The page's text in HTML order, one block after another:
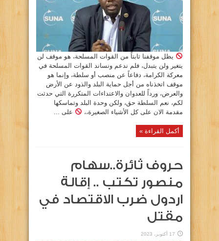
يظل موقفنا ثابتاً من القوات المسلحة، هو موقف لن
يتغير ولن يتبدل، فلم ندعم ونساند القوات المسلحة في
معركة الكرامة، دفاعاً عن منصب أو سلطة، وإنما هو
موقف اتخذناه من أجل حماية البلد والذود عن الأرض
والعرض، ورداً للعدوان والاعتداءات المتكررة التي حدثت
لكم، نعم السلطة حق، ولكن وحدة البلد وتماسكها
مقدمة الان على كل الأشياء الصغيرة،،
على ...
أكمل القراءة »
حروف ثائرة..سهام
منصور تكتب .. إقالة
اردول ضرب الاقتصاد في
مقتل
17 أكتوبر، 2023